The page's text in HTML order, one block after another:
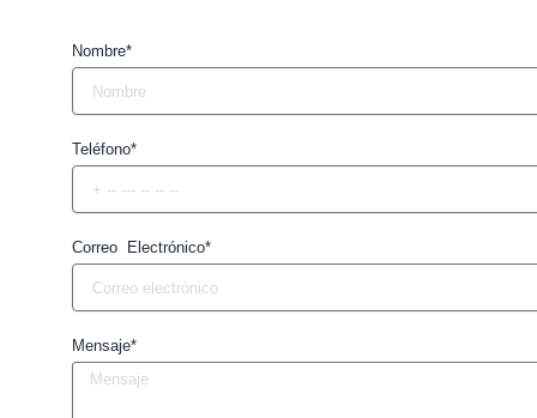
Nombre*
Teléfono*
Correo Electrónico*
Mensaje*